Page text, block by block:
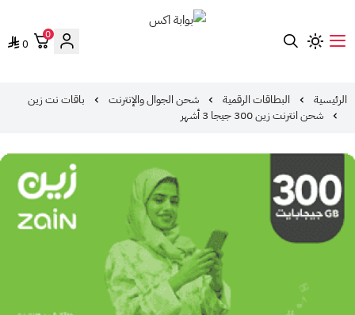
0
0
الرئيسية البطاقات الرقمية شحن الجوال والإنترنت
باقات نت زين
شحن انترنت زين 300 جيجا 3 أشهر